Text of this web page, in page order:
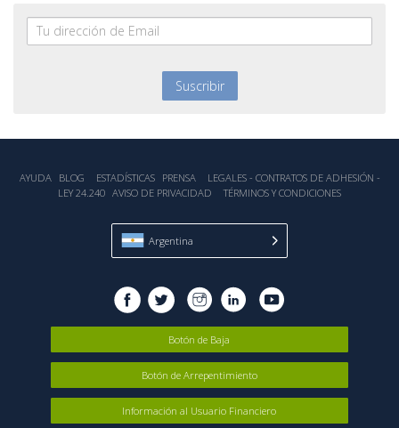
AYUDA BLOG ESTADÍSTICA‎S PRENSA
LEGALES - CONTRATOS DE ADHESIÓN -
LEY 24.240 AVISO DE PRIVACIDAD TÉRMINOS Y CONDICIONES
Argentina
Botón de Baja
Botón de Arrepentimiento
Información al Usuario Financiero